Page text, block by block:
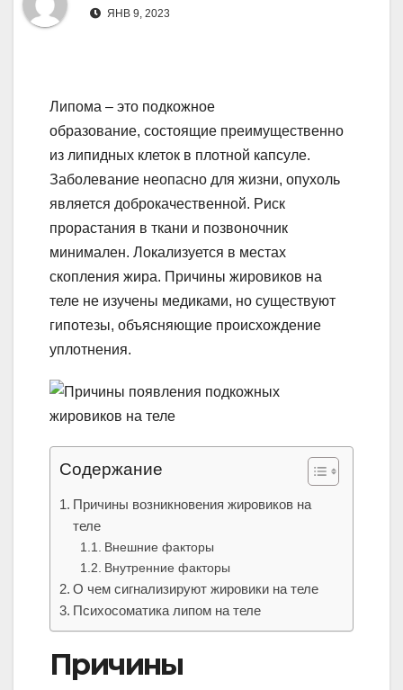
ЯНВ 9, 2023
Липома – это подкожное
образование, состоящие преимущественно
из липидных клеток в плотной капсуле.
Заболевание неопасно для жизни, опухоль
является доброкачественной. Риск
прорастания в ткани и позвоночник
минимален. Локализуется в местах
скопления жира. Причины жировиков на
теле не изучены медиками, но существуют
гипотезы, объясняющие происхождение
уплотнения.
Содержание
Причины возникновения жировиков на
теле
Внешние факторы
Внутренние факторы
О чем сигнализируют жировики на теле
Психосоматика липом на теле
Причины